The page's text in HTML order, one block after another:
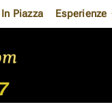
In Piazza Esperienze